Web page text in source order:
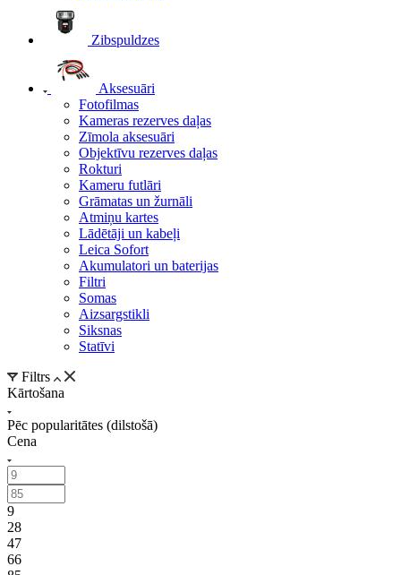
Zibspuldzes
Aksesuāri
Fotofilmas
Kameras rezerves daļas
Zīmola aksesuāri
Objektīvu rezerves daļas
Rokturi
Kameru futlāri
Grāmatas un žurnāli
Atmiņu kartes
Lādētāji un kabeļi
Leica Sofort
Akumulatori un baterijas
Filtri
Somas
Aizsargstikli
Siksnas
Statīvi
Filtrs
Kārtošana
Pēc popularitātes (dilstošā)
Cena
9
28
47
66